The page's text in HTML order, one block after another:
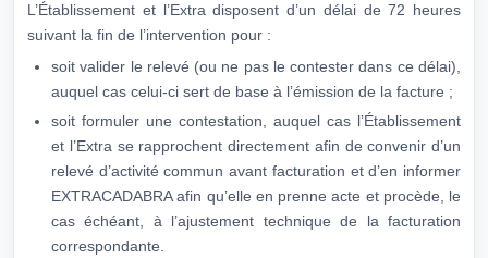
L’Établissement et l’Extra disposent d’un délai de 72 heures
suivant la fin de l’intervention pour :
soit valider le relevé (ou ne pas le contester dans ce délai),
auquel cas celui-ci sert de base à l’émission de la facture ;
soit formuler une contestation, auquel cas l’Établissement
et l’Extra se rapprochent directement afin de convenir d’un
relevé d’activité commun avant facturation et d’en informer
EXTRACADABRA afin qu’elle en prenne acte et procède, le
cas échéant, à l’ajustement technique de la facturation
correspondante.